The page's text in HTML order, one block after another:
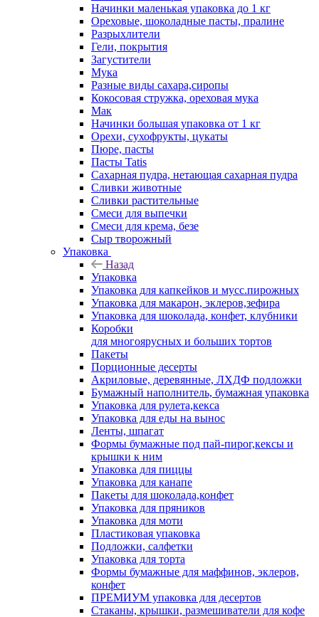
Начинки маленькая упаковка до 1 кг
Ореховые, шоколадные пасты, пралине
Разрыхлители
Гели, покрытия
Загустители
Мука
Разные виды сахара,сиропы
Кокосовая стружка, ореховая мука
Мак
Начинки большая упаковка от 1 кг
Орехи, сухофрукты, цукаты
Пюре, пасты
Пасты Tatis
Сахарная пудра, нетающая сахарная пудра
Сливки животные
Сливки растительные
Смеси для выпечки
Смеси для крема, безе
Сыр творожный
Упаковка
Назад
Упаковка
Упаковка для капкейков и мусс.пирожных
Упаковка для макарон, эклеров,зефира
Упаковка для шоколада, конфет, клубники
Коробки
для многоярусных и больших тортов
Пакеты
Порционные десерты
Акриловые, деревянные, ЛХДФ подложки
Бумажный наполнитель, бумажная упаковка
Упаковка для рулета,кекса
Упаковка для еды на вынос
Ленты, шпагат
Формы бумажные под пай-пирог,кексы и
крышки к ним
Упаковка для пиццы
Упаковка для канапе
Пакеты для шоколада,конфет
Упаковка для пряников
Упаковка для моти
Пластиковая упаковка
Подложки, салфетки
Упаковка для торта
Формы бумажные для маффинов, эклеров,
конфет
ПРЕМИУМ упаковка для десертов
Стаканы, крышки, размешиватели для кофе